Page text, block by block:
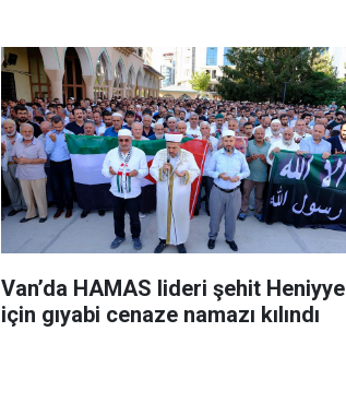
Van’da HAMAS lideri şehit Heniyye
için gıyabi cenaze namazı kılındı